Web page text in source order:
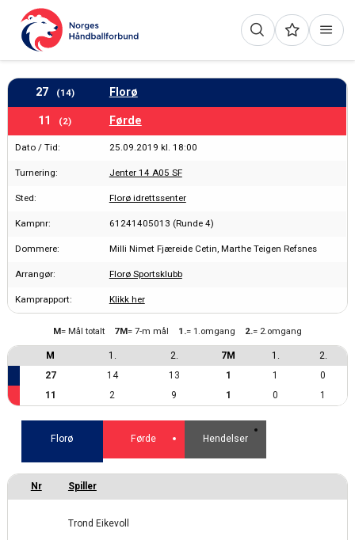
27 (14) Florø
11 (2) Førde
Dato / Tid: 25.09.2019 kl. 18:00
Turnering: Jenter 14 A05 SF
Sted: Florø idrettssenter
Kampnr: 61241405013 (Runde 4)
Dommere: Milli Nimet Fjæreide Cetin, Marthe Teigen Refsnes
Arrangør: Florø Sportsklubb
Kamprapport: Klikk her
M 1. 2. 7M 1. 2.
M= Mål totalt 7M= 7-m mål 1.= 1.omgang 2.= 2.omgang
27 14 13 1 1
0
11
2 9 1 0 1
Florø Førde Hendelser
Trond Eikevoll